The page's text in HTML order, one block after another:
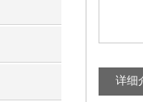
详细